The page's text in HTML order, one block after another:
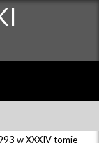
w XXXIV tomie